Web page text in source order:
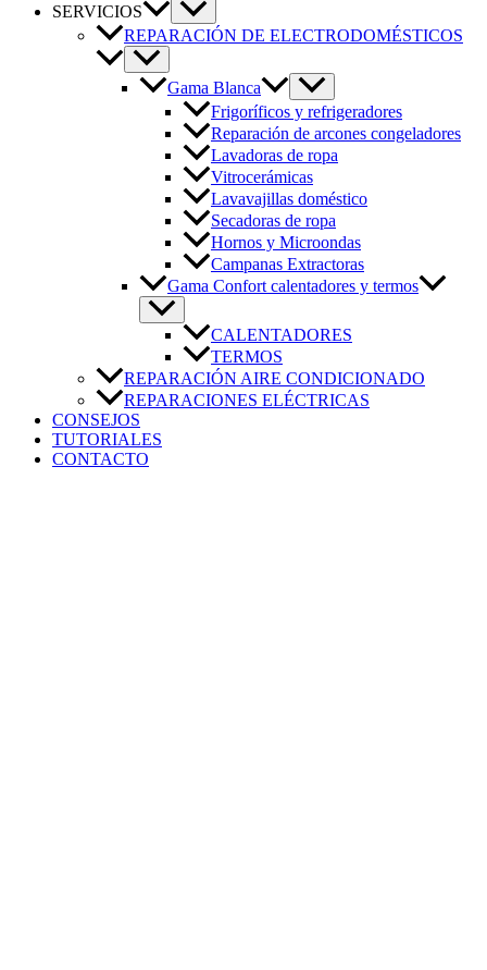
SERVICIOS
REPARACIÓN DE ELECTRODOMÉSTICOS
Gama Blanca
Frigoríficos y refrigeradores
Reparación de arcones congeladores
Lavadoras de ropa
Vitrocerámicas
Lavavajillas doméstico
Secadoras de ropa
Hornos y Microondas
Campanas Extractoras
Gama Confort calentadores y termos
CALENTADORES
TERMOS
REPARACIÓN AIRE CONDICIONADO
REPARACIONES ELÉCTRICAS
CONSEJOS
TUTORIALES
CONTACTO